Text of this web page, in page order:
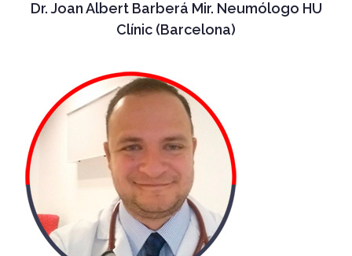
Dr. Joan Albert Barberá Mir. Neumólogo HU
Clínic (Barcelona)